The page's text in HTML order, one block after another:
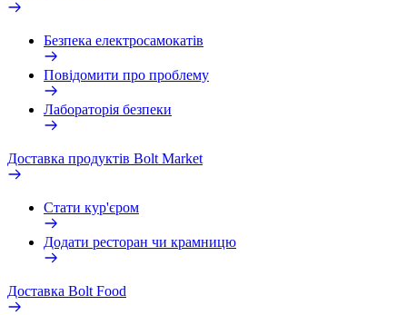
Безпека електросамокатів
Повідомити про проблему
Лабораторія безпеки
Доставка продуктів Bolt Market
Стати кур'єром
Додати ресторан чи крамницю
Доставка Bolt Food